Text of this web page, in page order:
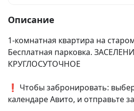
Описание
1-комнатная квартира на
Бесплатная парковка.
КРУГЛОСУТОЧНОЕ
❗️ Чтобы забронировать:
календаре Авито, и отправьте